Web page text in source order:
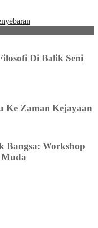
Di Balik Seni
Ke Zaman Kejayaan
Bangsa: Workshop
Muda